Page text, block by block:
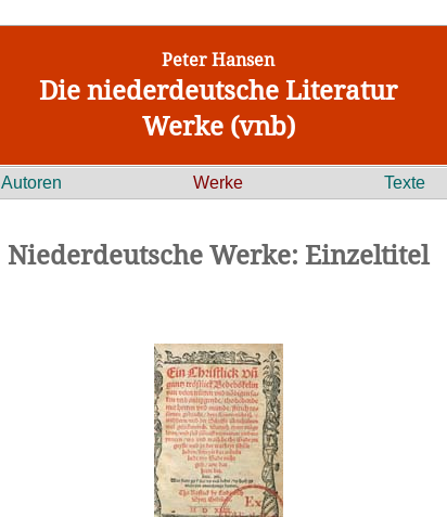
Peter Hansen
Die niederdeutsche Literatur
Werke (vnb)
Autoren Werke Texte
Niederdeutsche Werke: Einzeltitel